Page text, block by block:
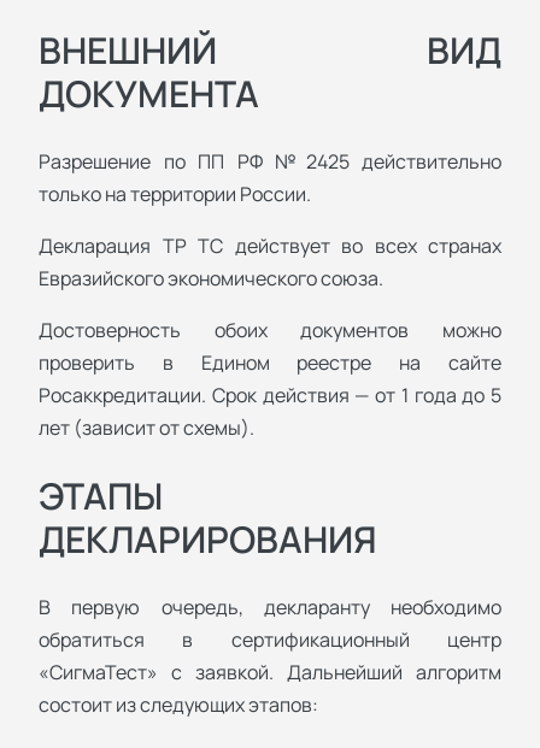
ВНЕШНИЙ ВИД
ДОКУМЕНТА
Разрешение по ПП РФ №2425 действительно
только на территории России.
Декларация ТР ТС действует во всех странах
Евразийского экономического союза.
Достоверность обоих документов можно
проверить в Едином реестре на сайте
Росаккредитации. Срок действия — от 1 года до 5
лет (зависит от схемы).
ЭТАПЫ
ДЕКЛАРИРОВАНИЯ
В первую очередь, декларанту необходимо
обратиться в сертификационный центр
«СигмаТест» с заявкой. Дальнейший алгоритм
состоит из следующих этапов: